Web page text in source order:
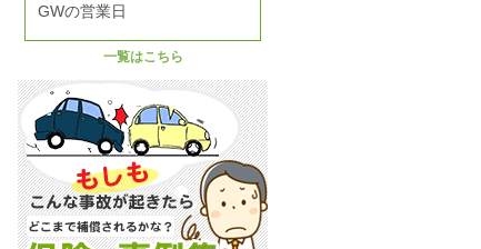
GWの営業日
一覧はこちら